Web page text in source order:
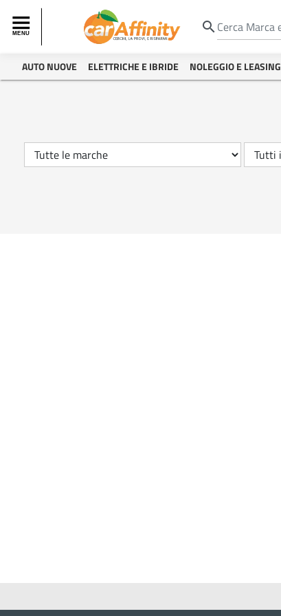
search
AUTO NUOVE ELETTRICHE E IBRIDE NOLEGGIO E LEASING